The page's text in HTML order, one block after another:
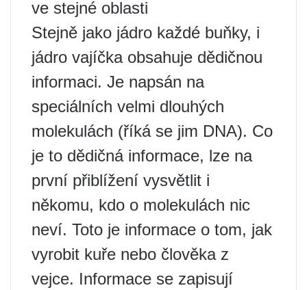
ve stejné oblasti
Stejně jako jádro každé buňky, i
jádro vajíčka obsahuje dědičnou
informaci. Je napsán na
speciálních velmi dlouhých
molekulách (říká se jim DNA). Co
je to dědičná informace, lze na
první přiblížení vysvětlit i
někomu, kdo o molekulách nic
neví. Toto je informace o tom, jak
vyrobit kuře nebo člověka z
vejce. Informace se zapisují